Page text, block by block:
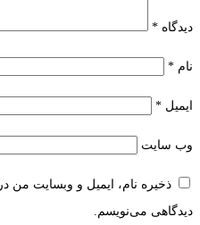
دیدگاه *
نام *
ایمیل *
وب‌ سایت
ذخیره نام، ایمیل و وبسایت من
دیدگاهی می‌نویسم.